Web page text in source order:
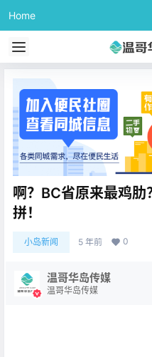
Home
啊？BC省原来最鸡
拼！
小岛新闻 5 年前 0
温哥华岛传媒
温哥华岛传媒